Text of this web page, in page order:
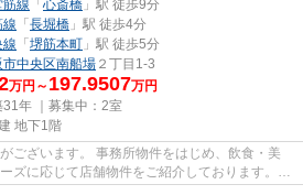
線 「心斎橋 」駅 徒歩9分
線 「長堀橋 」駅 徒歩4分
線 「堺筋本町 」駅 徒歩5分
市中央区南船場 ２丁目1-3
万円～ 197.9507万円
年 ｜募集中： 2室
地下1階
ございます。 事務所物件をはじめ、飲食・美
ズに応じて店舗物件をご紹介しております。